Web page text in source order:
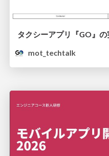
mot_techtalk